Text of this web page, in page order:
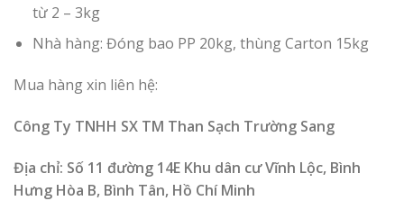
từ 2 – 3kg
Nhà hàng: Đóng bao PP 20kg, thùng Carton 15kg
Mua hàng xin liên hệ:
Công Ty TNHH SX TM Than Sạch Trường Sang
Địa chỉ: Số 11 đường 14E Khu dân cư Vĩnh Lộc, Bình
Hưng Hòa B, Bình Tân, Hồ Chí Minh